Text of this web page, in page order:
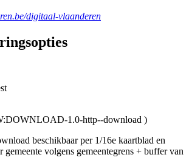
digitaal-vlaanderen
1.0-http--download )
beschikbaar per 1/16e kaartblad en
gemeente volgens gemeentegrens + buffer van